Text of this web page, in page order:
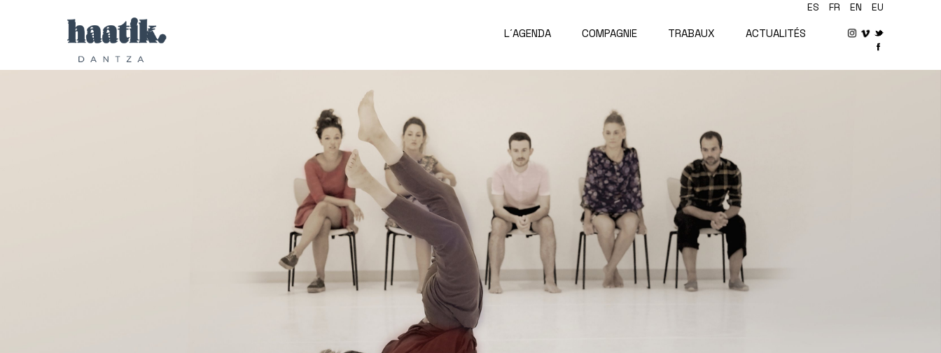
L´AGENDA COMPAGNIE TRABAUX ACTUALITÉS
ES FR EN EU